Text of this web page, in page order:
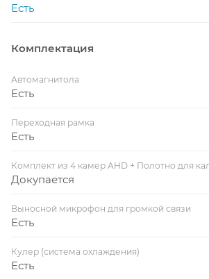
Есть
Комплектация
Автомагнитола
Есть
Переходная рамка
Есть
Комплект из 4 камер AHD + Полотно для
Докупается
Выносной микрофон для громкой связи
Есть
Кулер (система охлаждения)
Есть